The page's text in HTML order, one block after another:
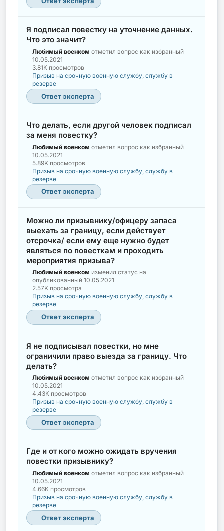
Я подписал повестку на уточнение данных.
Что это значит?
Любимый военком отметил вопрос как избранный
10.05.2021
3.81K просмотров
Призыв на срочную военную службу, службу в
резерве
Ответ эксперта
Что делать, если другой человек подписал
за меня повестку?
Любимый военком отметил вопрос как избранный
10.05.2021
5.89K просмотров
Призыв на срочную военную службу, службу в
резерве
Ответ эксперта
Можно ли призывнику/офицеру запаса
выехать за границу, если действует
отсрочка/ если ему еще нужно будет
являться по повесткам и проходить
мероприятия призыва?
Любимый военком изменил статус на
опубликованный 10.05.2021
2.57K просмотра
Призыв на срочную военную службу, службу в
резерве
Ответ эксперта
Я не подписывал повестки, но мне
ограничили право выезда за границу. Что
делать?
Любимый военком отметил вопрос как избранный
10.05.2021
4.43K просмотров
Призыв на срочную военную службу, службу в
резерве
Ответ эксперта
Где и от кого можно ожидать вручения
повестки призывнику?
Любимый военком отметил вопрос как избранный
10.05.2021
4.66K просмотров
Призыв на срочную военную службу, службу в
резерве
Ответ эксперта